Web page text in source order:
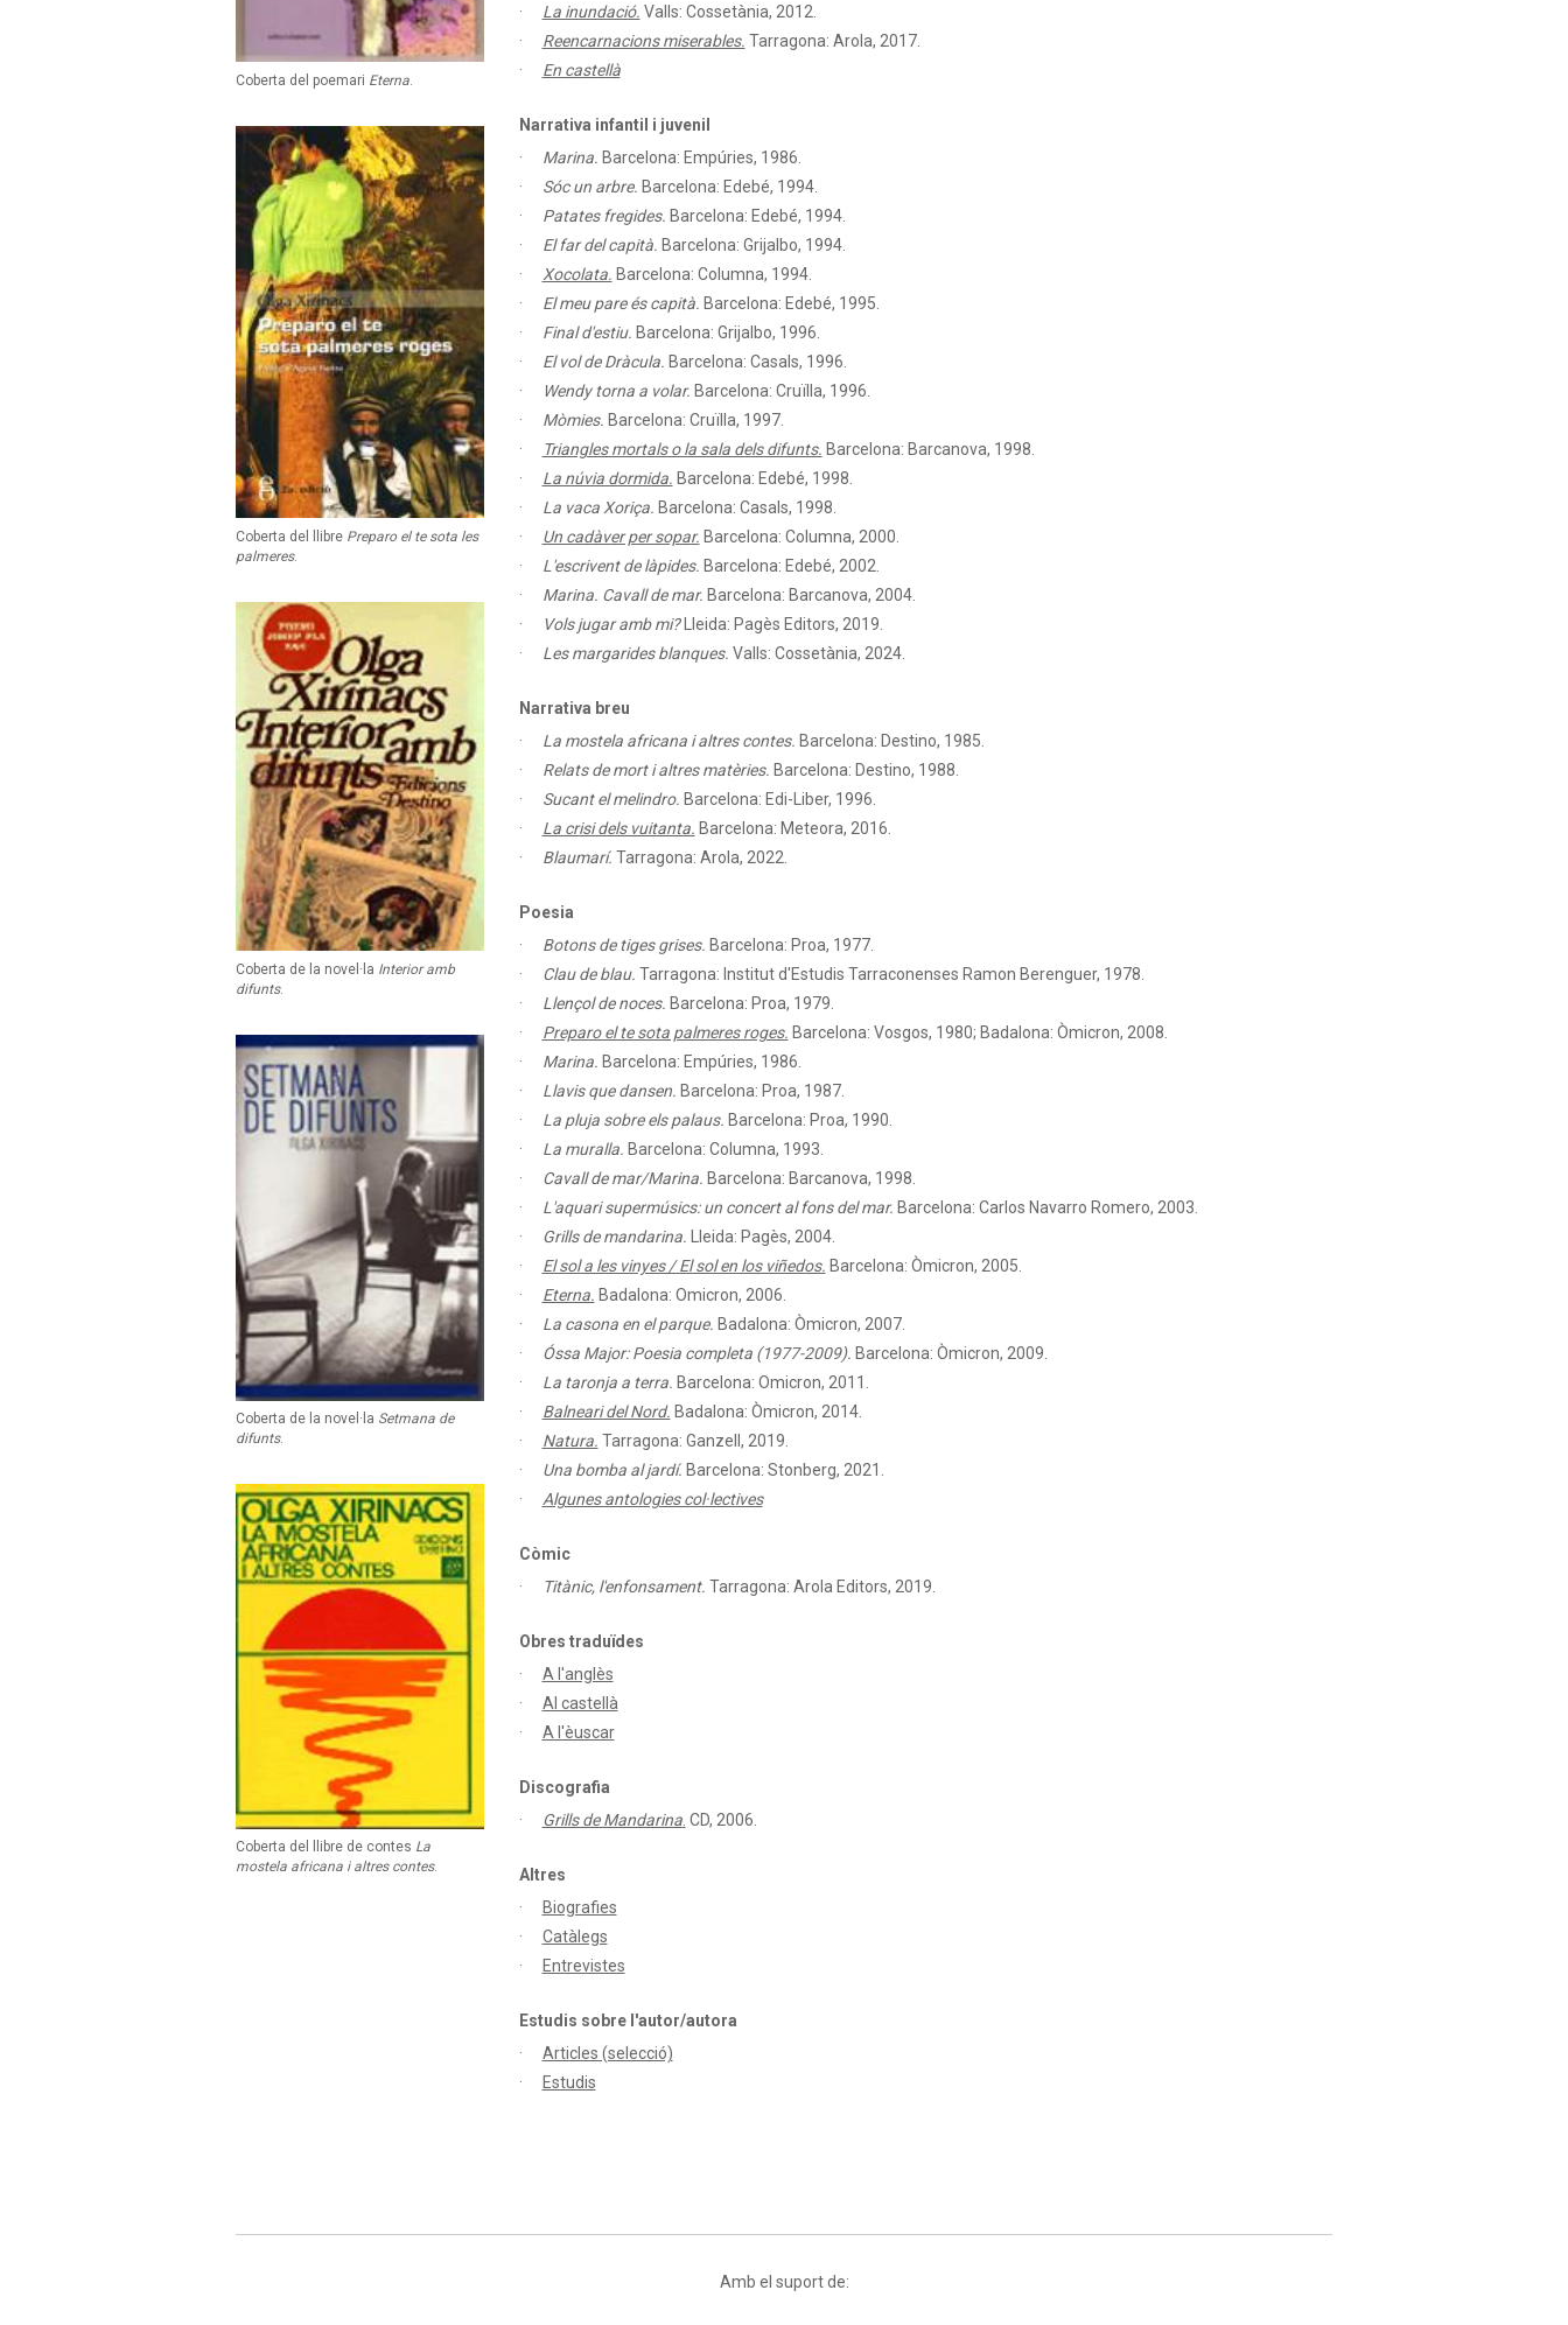
Coberta del poemari Eterna.
Coberta del llibre Preparo el te sota les
palmeres.
Coberta de la novel·la Interior amb
difunts.
Coberta de la novel·la Setmana de
difunts.
Coberta del llibre de contes La
mostela africana i altres contes.
La inundació. Valls: Cossetània, 2012.
Reencarnacions miserables. Tarragona: Arola, 2017.
En castellà
Narrativa infantil i juvenil
Marina. Barcelona: Empúries, 1986.
Sóc un arbre. Barcelona: Edebé, 1994.
Patates fregides. Barcelona: Edebé, 1994.
El far del capità. Barcelona: Grijalbo, 1994.
Xocolata. Barcelona: Columna, 1994.
El meu pare és capità. Barcelona: Edebé, 1995.
Final d'estiu. Barcelona: Grijalbo, 1996.
El vol de Dràcula. Barcelona: Casals, 1996.
Wendy torna a volar. Barcelona: Cruïlla, 1996.
Mòmies. Barcelona: Cruïlla, 1997.
Triangles mortals o la sala dels difunts. Barcelona: Barcanova, 1998.
La núvia dormida. Barcelona: Edebé, 1998.
La vaca Xoriça. Barcelona: Casals, 1998.
Un cadàver per sopar. Barcelona: Columna, 2000.
L'escrivent de làpides. Barcelona: Edebé, 2002.
Marina. Cavall de mar. Barcelona: Barcanova, 2004.
Vols jugar amb mi? Lleida: Pagès Editors, 2019.
Les margarides blanques. Valls: Cossetània, 2024.
Narrativa breu
La mostela africana i altres contes. Barcelona: Destino, 1985.
Relats de mort i altres matèries. Barcelona: Destino, 1988.
Sucant el melindro. Barcelona: Edi-Liber, 1996.
La crisi dels vuitanta. Barcelona: Meteora, 2016.
Blaumarí. Tarragona: Arola, 2022.
Poesia
Botons de tiges grises. Barcelona: Proa, 1977.
Clau de blau. Tarragona: Institut d'Estudis Tarraconenses Ramon Berenguer, 1978.
Llençol de noces. Barcelona: Proa, 1979.
Preparo el te sota palmeres roges. Barcelona: Vosgos, 1980; Badalona: Òmicron, 2008.
Marina. Barcelona: Empúries, 1986.
Llavis que dansen. Barcelona: Proa, 1987.
La pluja sobre els palaus. Barcelona: Proa, 1990.
La muralla. Barcelona: Columna, 1993.
Cavall de mar/Marina. Barcelona: Barcanova, 1998.
L'aquari supermúsics: un concert al fons del mar. Barcelona: Carlos Navarro Romero, 2003.
Grills de mandarina.
Lleida: Pagès, 2004.
El sol a les vinyes / El sol en los viñedos. Barcelona: Òmicron, 2005.
Eterna. Badalona: Omicron, 2006.
La casona en el parque. Badalona: Òmicron, 2007.
Óssa Major: Poesia completa (1977-2009). Barcelona: Òmicron, 2009.
La taronja a terra. Barcelona: Omicron, 2011.
Balneari del Nord. Badalona: Òmicron, 2014.
Natura. Tarragona: Ganzell, 2019.
Una bomba al jardí. Barcelona: Stonberg, 2021.
Algunes antologies col·lectives
Còmic
Titànic, l'enfonsament. Tarragona: Arola Editors, 2019.
Obres traduïdes
A l'anglès
Al castellà
A l'èuscar
Discografia
Grills de Mandarina. CD, 2006.
Altres
Biografies
Catàlegs
Entrevistes
Estudis sobre l'autor/autora
Articles (selecció)
Estudis
Amb el suport de: